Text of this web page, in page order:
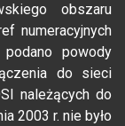
obszaru
numeracyjnych
powody
do sieci
należących do
2003 r. nie było